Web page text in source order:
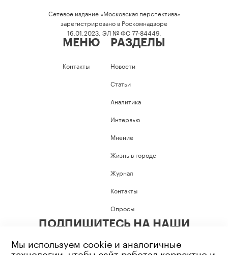
Сетевое издание «Московская перспектива»
зарегистрировано в Роскомнадзоре
16.01.2023, ЭЛ № ФС 77-84449.
МЕНЮ
Контакты
РАЗДЕЛЫ
Новости
Статьи
Аналитика
Интервью
Мнение
Жизнь в городе
Журнал
Контакты
Опросы
ПОДПИШИТЕСЬ НА НАШИ
Мы используем cookie и аналогичные